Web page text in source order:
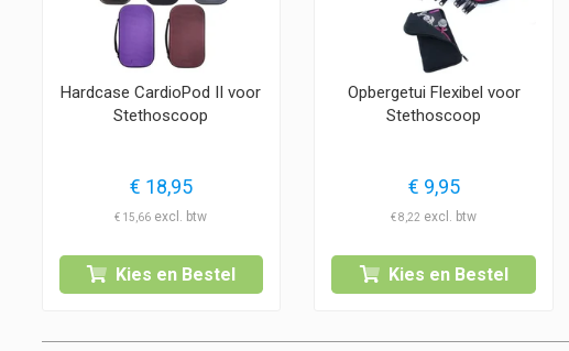
Hardcase CardioPod II voor
Stethoscoop
€ 18,95
€ 15,66
Kies en Bestel
Opbergetui Flexibel voor
Stethoscoop
€ 9,95
€8,22
Kies en Bestel